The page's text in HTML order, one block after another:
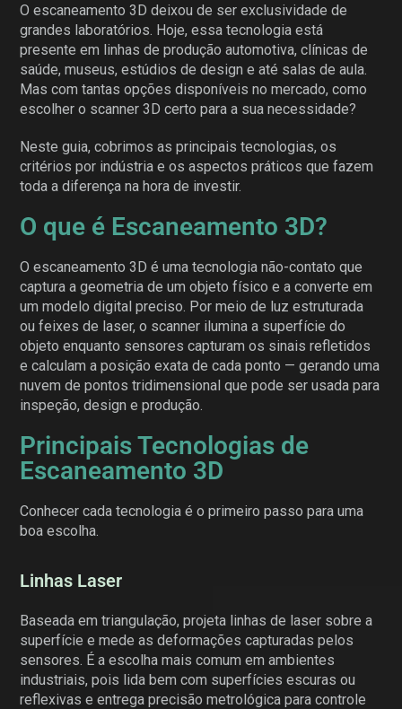
O escaneamento 3D deixou de ser exclusividade de
grandes laboratórios. Hoje, essa tecnologia está
presente em linhas de produção automotiva, clínicas de
saúde, museus, estúdios de design e até salas de aula.
Mas com tantas opções disponíveis no mercado, como
escolher o scanner 3D certo para a sua necessidade?
Neste guia, cobrimos as principais tecnologias, os
critérios por indústria e os aspectos práticos que fazem
toda a diferença na hora de investir.
O que é Escaneamento 3D?
O escaneamento 3D é uma tecnologia não-contato que
captura a geometria de um objeto físico e a converte em
um modelo digital preciso. Por meio de luz estruturada
ou feixes de laser, o scanner ilumina a superfície do
objeto enquanto sensores capturam os sinais refletidos
e calculam a posição exata de cada ponto — gerando uma
nuvem de pontos tridimensional que pode ser usada para
inspeção, design e produção.
Principais Tecnologias de
Escaneamento 3D
Conhecer cada tecnologia é o primeiro passo para uma
boa escolha.
Linhas Laser
Baseada em triangulação, projeta linhas de laser sobre a
superfície e mede as deformações capturadas pelos
sensores. É a escolha mais comum em ambientes
industriais, pois lida bem com superfícies escuras ou
reflexivas e entrega precisão metrológica para controle